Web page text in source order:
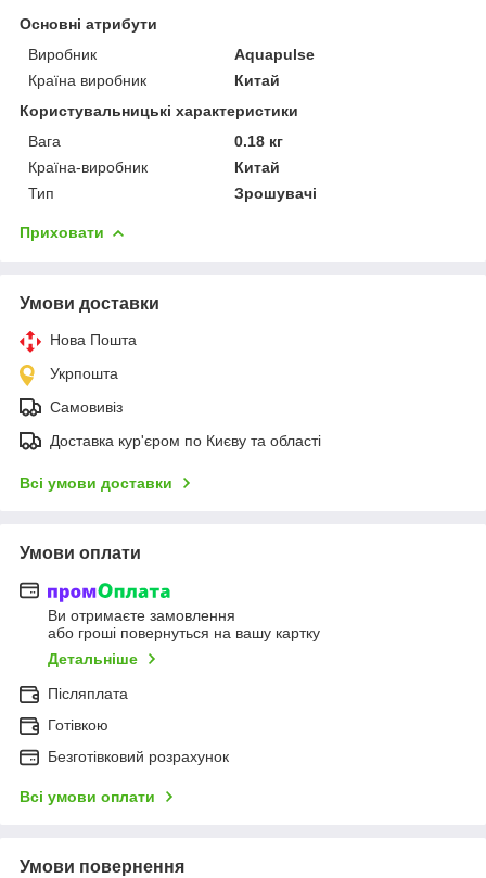
Основні атрибути
Виробник
Aquapulse
Країна виробник
Китай
Користувальницькі характеристики
Вага
0.18 кг
Країна-виробник
Китай
Тип
Зрошувачі
Приховати
Умови доставки
Нова Пошта
Укрпошта
Самовивіз
Доставка кур'єром по Києву та області
Всі умови доставки
Умови оплати
Ви отримаєте замовлення
або гроші повернуться на вашу картку
Детальніше
Післяплата
Готівкою
Безготівковий розрахунок
Всі умови оплати
Умови повернення